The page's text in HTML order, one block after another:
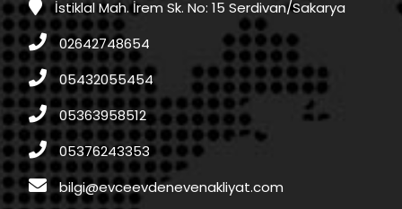
İstiklal Mah. İrem Sk. No: 15 Serdivan/Sakarya
02642748654
05432055454
05363958512
05376243353
bilgi@evceevdenevenakliyat.com